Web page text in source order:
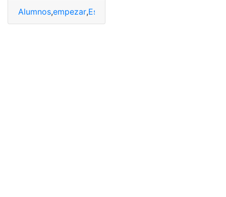
Alumnos,empezar,Estudiantes